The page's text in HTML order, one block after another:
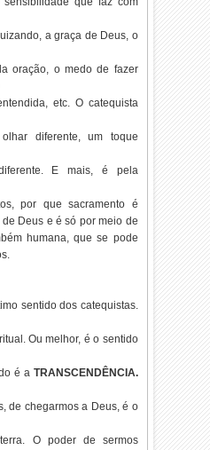
a graça de Deus, o
oração, o medo de fazer
etc. O catequista
diferente, um toque
E mais, é pela
por que sacramento é
Deus e é só por meio de
humana, que se pode
sentido dos catequistas.
Ou melhor, é o sentido
é a TRANSCENDÊNCIA.
de chegarmos a Deus, é o
O poder de sermos